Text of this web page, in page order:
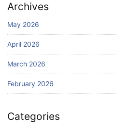
Archives
May 2026
April 2026
March 2026
February 2026
Categories